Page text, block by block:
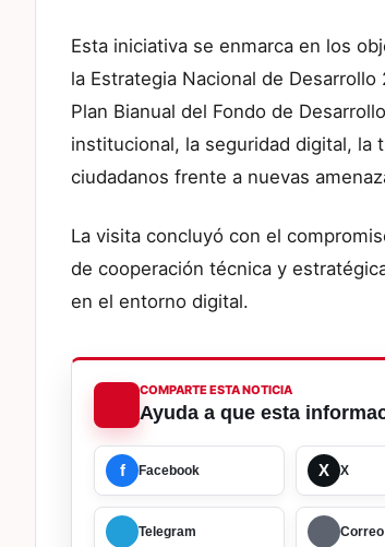
Esta iniciativa se enmarca en los
la Estrategia Nacional de
Plan Bianual del Fondo de
institucional, la seguridad digital, la
ciudadanos frente a nuevas
La visita concluyó con el
de cooperación técnica y
en el entorno digital.
COMPARTE ESTA NOTICIA
Ayuda a que esta
f Facebook X X
Telegram Correo